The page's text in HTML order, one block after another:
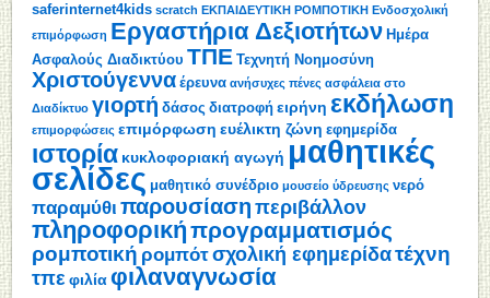
saferinternet4kids scratch ΕΚΠΑΙΔΕΥΤΙΚΗ ΡΟΜΠΟΤΙΚΗ Ενδοσχολική
επιμόρφωση Εργαστήρια Δεξιοτήτων Ημέρα
Ασφαλούς Διαδικτύου ΤΠΕ Τεχνητή Νοημοσύνη
Χριστούγεννα έρευνα ανήσυχες πένες ασφάλεια στο
Διαδίκτυο γιορτή δάσος διατροφή ειρήνη εκδήλωση
επιμορφώσεις επιμόρφωση ευέλικτη ζώνη εφημερίδα
ιστορία κυκλοφοριακή αγωγή μαθητικές
σελίδες μαθητικό συνέδριο μουσείο ύδρευσης νερό
παραμύθι παρουσίαση περιβάλλον
πληροφορικήπρογραμματισμός
ρομποτική ρομπότσχολική εφημερίδατέχνη
τπε φιλία φιλαναγνωσία